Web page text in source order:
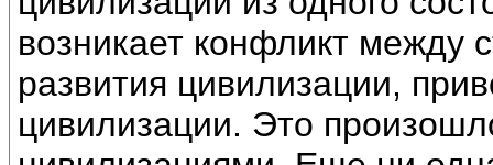
возникает конфликт между
развития цивилизации,
цивилизации. Это